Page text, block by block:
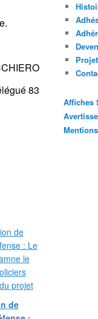
83
de
Affiches